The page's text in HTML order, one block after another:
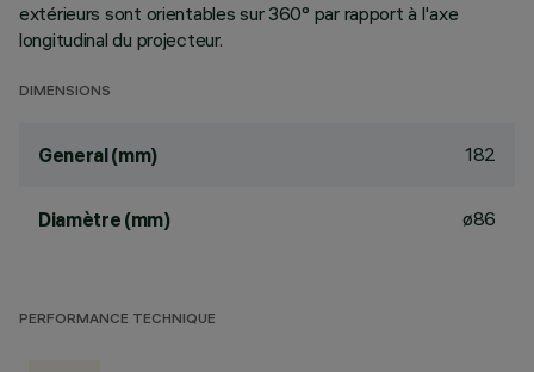
extérieurs sont orientables sur 360° par rapport à l'axe
longitudinal du projecteur.
DIMENSIONS
General (mm) 182
Diamètre (mm) ø86
PERFORMANCE TECHNIQUE